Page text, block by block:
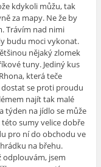
kdykoli můžu, tak
za mapy. Ne že by
Trávím nad nimi
budu moci vykonat.
nějaký zlomek
tuny. Jediný kus
která teče
se proti proudu
najít tak malé
týden na jídlo se může
této sumy velice dobře
pro ní do obchodu ve
na břehu.
odplouvám, jsem